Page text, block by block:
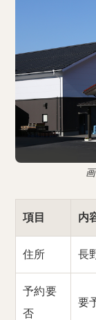
項目 内
住所 長
予約要
否
要